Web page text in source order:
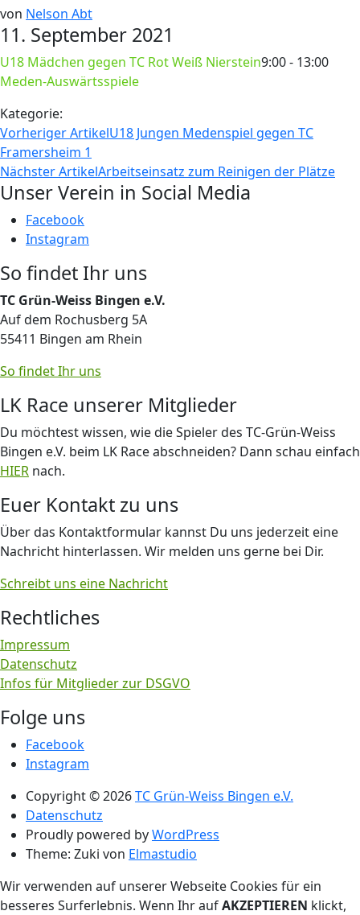
von Nelson Abt
11. September 2021
U18 Mädchen gegen TC Rot Weiß Nierstein9:00 - 13:00
Meden-Auswärtsspiele
Kategorie:
Vorheriger ArtikelU18 Jungen Medenspiel gegen TC
Framersheim 1
Nächster ArtikelArbeitseinsatz zum Reinigen der Plätze
Unser Verein in Social Media
Facebook
Instagram
So findet Ihr uns
TC Grün-Weiss Bingen e.V.
Auf dem Rochusberg 5A
55411 Bingen am Rhein
So findet Ihr uns
LK Race unserer Mitglieder
Du möchtest wissen, wie die Spieler des TC-Grün-Weiss
Bingen e.V. beim LK Race abschneiden? Dann schau einfach
HIER nach.
Euer Kontakt zu uns
Über das Kontaktformular kannst Du uns jederzeit eine
Nachricht hinterlassen. Wir melden uns gerne bei Dir.
Schreibt uns eine Nachricht
Rechtliches
Impressum
Datenschutz
Infos für Mitglieder zur DSGVO
Folge uns
Facebook
Instagram
Copyright © 2026TC Grün-Weiss Bingen e.V.
Datenschutz
Proudly powered byWordPress
Theme: Zuki von Elmastudio
Wir verwenden auf unserer Webseite Cookies für ein
besseres Surferlebnis. Wenn Ihr aufAKZEPTIEREN klickt,